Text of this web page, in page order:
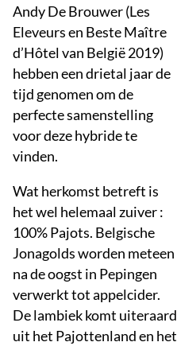
Andy De Brouwer (Les
Eleveurs en Beste Maître
d’Hôtel van België 2019)
hebben een drietal jaar de
tijd genomen om de
perfecte samenstelling
voor deze hybride te
vinden.
Wat herkomst betreft is
het wel helemaal zuiver :
100% Pajots. Belgische
Jonagolds worden meteen
na de oogst in Pepingen
verwerkt tot appelcider.
De lambiek komt uiteraard
uit het Pajottenland en het